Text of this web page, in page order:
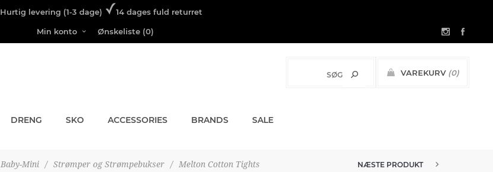
Hurtig levering (1-3 dage) 14 dages fuld returret
Min konto Ønskeliste (0)
VAREKURV (0)
DRENG SKO ACCESSORIES BRANDS SALE
Baby-Mini / Strømper og Strømpebukser / Melton Cotton Tights NÆSTE PRODUKT